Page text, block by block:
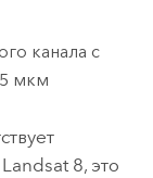
канала с
мкм
8, это